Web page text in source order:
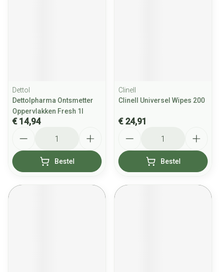
Dettol
Dettolpharma Ontsmetter
Oppervlakken Fresh 1l
€ 14,94
Bestel
Clinell
Clinell Universel Wipes 200
€ 24,91
Bestel